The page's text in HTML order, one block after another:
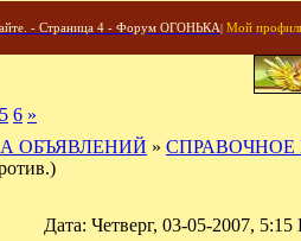
- Страница 4 - Форум ОГОНЬКА| Мой
5 6 »
ОБЪЯВЛЕНИЙ »
Дата: Четверг, 03-05-2007,